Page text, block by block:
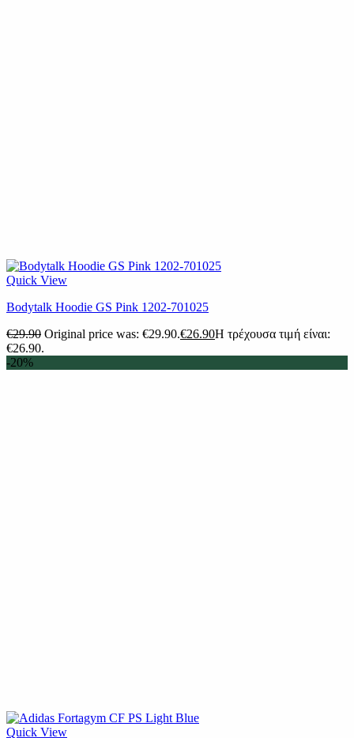
Quick View
Bodytalk Hoodie GS Pink 1202-701025
€29.90 Original price was: €29.90.€26.90Η τρέχουσα τιμή είναι:
€26.90.
-20%
Quick View